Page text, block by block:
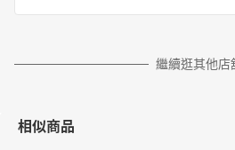
繼續逛其他店
相似商品